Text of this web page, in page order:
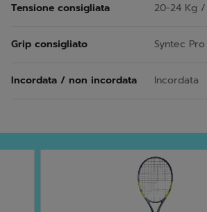
Tensione consigliata 20-24 Kg
Grip consigliato Syntec Pro
Incordata / non incordata Incordata